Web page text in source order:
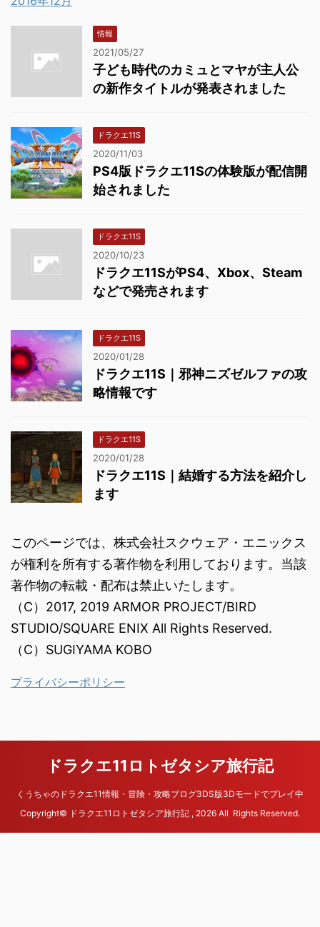
情報
2021/05/27
子ども時代のカミュとマヤが主人公
の新作タイトルが発表されました
ドラクエ11S
2020/11/03
PS4版ドラクエ11Sの体験版が配信開
始されました
ドラクエ11S
2020/10/23
ドラクエ11SがPS4、Xbox、Steam
などで発売されます
ドラクエ11S
2020/01/28
ドラクエ11S｜邪神ニズゼルファの攻
略情報です
ドラクエ11S
2020/01/28
ドラクエ11S｜結婚する方法を紹介し
ます
このページでは、株式会社スクウェア・エニックス
が権利を所有する著作物を利用しております。当該
著作物の転載・配布は禁止いたします。
（C）2017, 2019 ARMOR PROJECT/BIRD
STUDIO/SQUARE ENIX All Rights Reserved.
（C）SUGIYAMA KOBO
プライバシーポリシー
ドラクエ11ロトゼタシア旅行記
くうちゃのドラクエ11情報・冒険・攻略ブログ3DS版3Dモードでプレイ中
Copyright© ドラクエ11ロトゼタシア旅行記 , 2026 All Rights Reserved.